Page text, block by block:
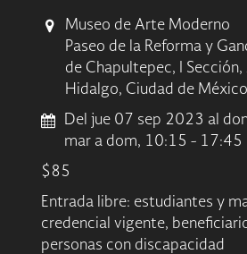
Museo de Arte Moderno
Paseo de la Reforma y
de Chapultepec, I
Hidalgo, Ciudad de
Del jue 07 sep 2023 al
mar a dom, 10:15 - 17:45
$85
Entrada libre: estudiantes y
credencial vigente,
personas con discapacidad